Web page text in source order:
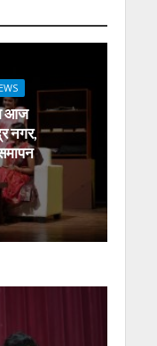
k
e
dI
n
ai
l
ar
e
आज
नगर,